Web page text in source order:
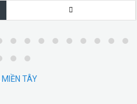
MIỀN TÂY